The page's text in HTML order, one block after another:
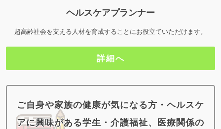
ヘルスケアプランナー
超高齢社会を支える人材を育成することにお役立ていただけます。
詳細へ
ご自身や家族の健康が気になる方・ヘルスケ
アに興味がある学生・介護福祉、医療関係の